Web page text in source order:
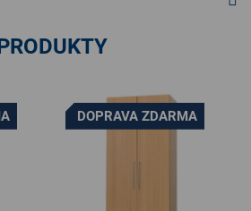
DOPRAVA ZDARMA